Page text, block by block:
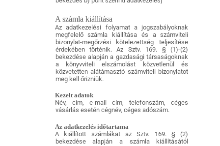
A számla kiállítása
Az adatkezelési folyamat a jogszabályoknak
megfelelő számla kiállítása és a számviteli
bizonylat-megőrzési kötelezettség teljesítése
érdekében történik. Az Sztv. 169. § (1)-(2)
bekezdése alapján a gazdasági társaságoknak
a könyvviteli elszámolást közvetlenül és
közvetetten alátámasztó számviteli bizonylatot
meg kell őrizniük.
Kezelt adatok
Név, cím, e-mail cím, telefonszám, céges
vásárlás esetén cégnév, céges adószám.
Az adatkezelés időtartama
A kiállított számlákat az Sztv. 169. § (2)
bekezdése alapján a számla kiállításától